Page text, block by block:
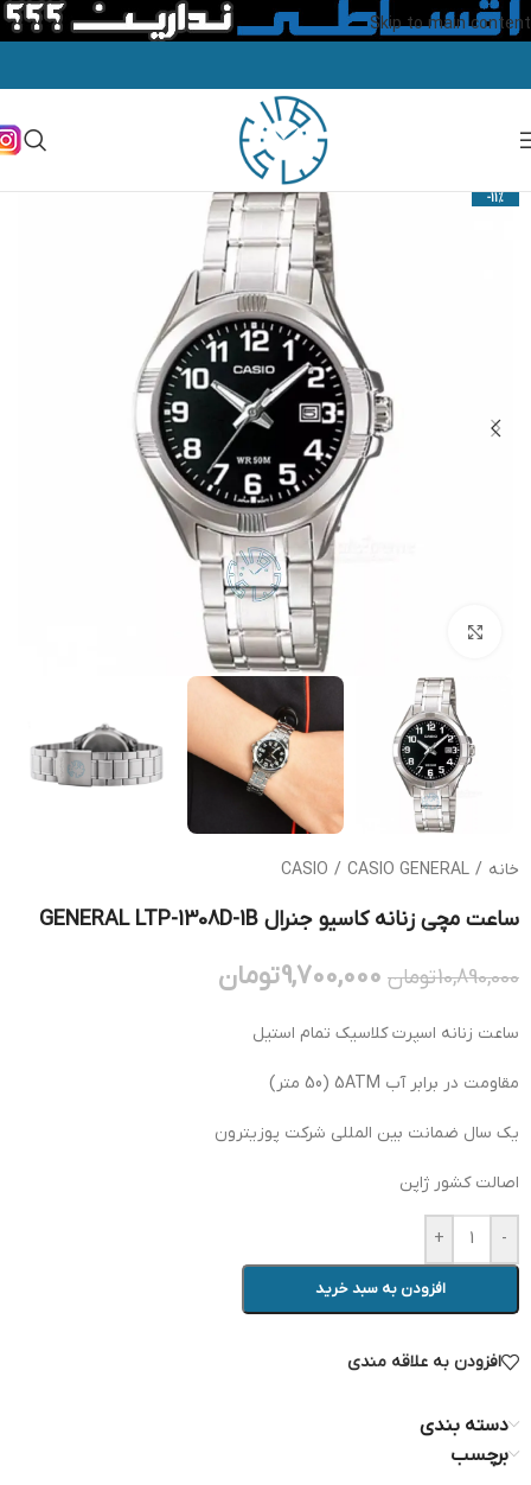
Skip to main content
-11%
خانه /
CASIO / CASIO GENERAL
ساعت مچی زنانه کاسیو جنرال GENERAL LTP-1308D-1B
10,890,000تومان 9,700,000تومان
ساعت زنانه اسپرت کلاسیک تمام استیل
مقاومت در برابر آب 5ATM (50 متر)
یک سال ضمانت بین المللی شرکت پوزیترون
اصالت کشور ژاپن
-
+
افزودن به سبد خرید
افزودن به علاقه مندی
دسته بندی
برچسب